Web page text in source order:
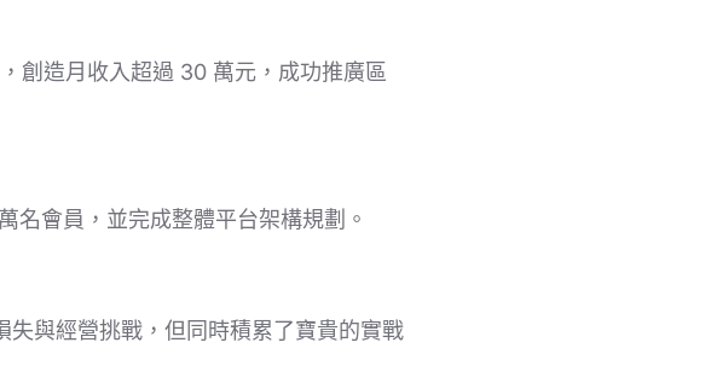
創造月收入超過 30 萬元，成功推廣區
名會員，並完成整體平台架構規劃。
與經營挑戰，但同時積累了寶貴的實戰